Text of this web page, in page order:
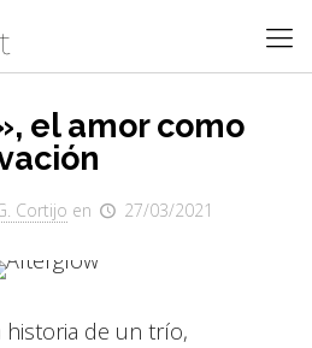
el amor como
Cortijo en 27/03/2021
de un trío,